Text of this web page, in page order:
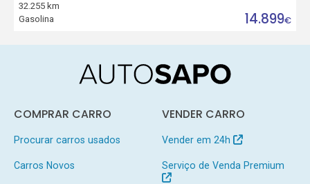
32.255 km
Gasolina
14.899€
COMPRAR CARRO
Procurar carros usados
Carros Novos
VENDER CARRO
Vender em 24h
Serviço de Venda Premium